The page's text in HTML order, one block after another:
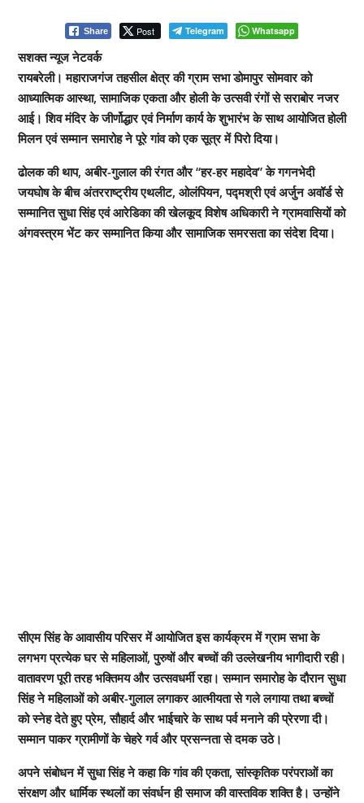
Share Post Telegram Whatsapp
सशक्त न्यूज नेटवर्क
रायबरेली। महाराजगंज तहसील क्षेत्र की ग्राम सभा डोमापुर सोमवार को
आध्यात्मिक आस्था, सामाजिक एकता और होली के उत्सवी रंगों से सराबोर नजर
आई। शिव मंदिर के जीर्णोद्धार एवं निर्माण कार्य के शुभारंभ के साथ आयोजित होली
मिलन एवं सम्मान समारोह ने पूरे गांव को एक सूत्र में पिरो दिया।
ढोलक की थाप, अबीर-गुलाल की रंगत और “हर-हर महादेव” के गगनभेदी
जयघोष के बीच अंतरराष्ट्रीय एथलीट, ओलंपियन, पद्मश्री एवं अर्जुन अवॉर्ड से
सम्मानित सुधा सिंह एवं आरेडिका की खेलकूद विशेष अधिकारी ने ग्रामवासियों को
अंगवस्त्रम भेंट कर सम्मानित किया और सामाजिक समरसता का संदेश दिया।
सीएम सिंह के आवासीय परिसर में आयोजित इस कार्यक्रम में ग्राम सभा के
लगभग प्रत्येक घर से महिलाओं, पुरुषों और बच्चों की उल्लेखनीय भागीदारी रही।
वातावरण पूरी तरह भक्तिमय और उत्सवधर्मी रहा। सम्मान समारोह के दौरान सुधा
सिंह ने महिलाओं को अबीर-गुलाल लगाकर आत्मीयता से गले लगाया तथा बच्चों
को स्नेह देते हुए प्रेम, सौहार्द और भाईचारे के साथ पर्व मनाने की प्रेरणा दी।
सम्मान पाकर ग्रामीणों के चेहरे गर्व और प्रसन्नता से दमक उठे।
अपने संबोधन में सुधा सिंह ने कहा कि गांव की एकता, सांस्कृतिक परंपराओं का
संरक्षण और धार्मिक स्थलों का संवर्धन ही समाज की वास्तविक शक्ति है। उन्होंने